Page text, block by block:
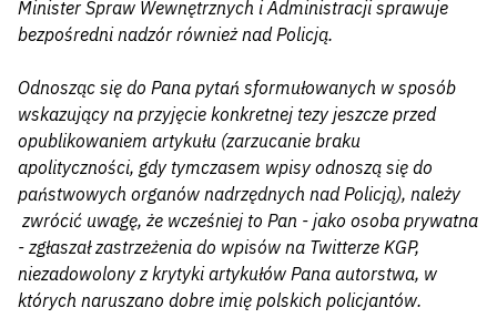
Minister Spraw Wewnętrznych i Administracji sprawuje
bezpośredni nadzór również nad Policją.
Odnosząc się do Pana pytań sformułowanych w sposób
wskazujący na przyjęcie konkretnej tezy jeszcze przed
opublikowaniem artykułu (zarzucanie braku
apolityczności, gdy tymczasem wpisy odnoszą się do
państwowych organów nadrzędnych nad Policją), należy
zwrócić uwagę, że wcześniej to Pan - jako osoba prywatna
- zgłaszał zastrzeżenia do wpisów na Twitterze KGP,
niezadowolony z krytyki artykułów Pana autorstwa, w
których naruszano dobre imię polskich policjantów.